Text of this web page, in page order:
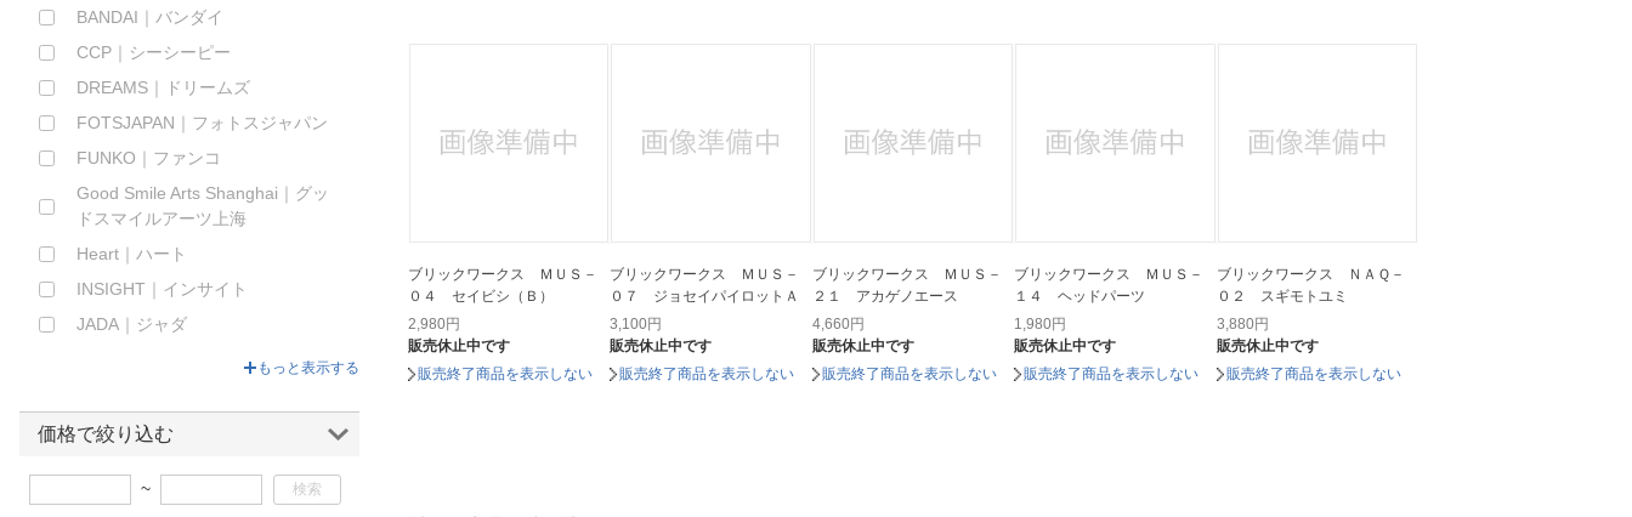
お知らせ
English / 中文
ブリックワークス ＭＵＳ－
０４ セイビシ（Ｂ）
2,980円
販売休止中です
販売終了商品を表示しない
ブリックワークス ＭＵＳ－
０７ ジョセイパイロットＡ
3,100円
販売休止中です
販売終了商品を表示しない
ブリックワークス ＭＵＳ－
２１ アカゲノエース
4,660円
販売休止中です
販売終了商品を表示しない
ブリックワークス ＭＵＳ－
１４ ヘッドパーツ
1,980円
販売休止中です
販売終了商品を表示しない
ブリックワークス ＮＡＱ－
０２ スギモトユミ
3,880円
販売休止中です
販売終了商品を表示しない
BANDAI｜バンダイ
CCP｜シーシーピー
DREAMS｜ドリームズ
FOTSJAPAN｜フォトスジャパン
FUNKO｜ファンコ
Good Smile Arts Shanghai｜グッ
ドスマイルアーツ上海
Heart｜ハート
INSIGHT｜インサイト
JADA｜ジャダ
NEBULATOYS
PROOF｜プルーフ
もっと表示する
価格で絞り込む
~